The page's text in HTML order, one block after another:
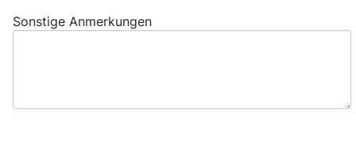
Sonstige Anmerkungen